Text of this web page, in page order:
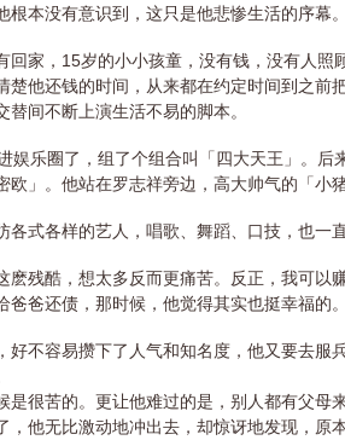
根本没有意识到，这只是他悲惨生活的序幕。
回家，15岁的小小孩童，没有钱，没有人照
楚他还钱的时间，从来都在约定时间到之前
替间不断上演生活不易的脚本。
娱乐圈了，组了个组合叫「四大天王」。后
欧」。他站在罗志祥旁边，高大帅气的「小
各式各样的艺人，唱歌、舞蹈、口技，也一
麽残酷，想太多反而更痛苦。反正，我可以
爸爸还债，那时候，他觉得其实也挺幸福的。
好不容易攒下了人气和知名度，他又要去服
是很苦的。更让他难过的是，别人都有父母
，他无比激动地冲出去，却惊讶地发现，原